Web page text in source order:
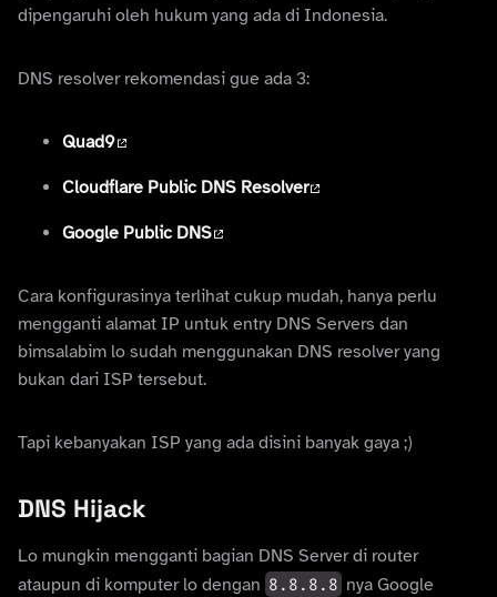
dipengaruhi oleh hukum yang ada di Indonesia.
DNS resolver rekomendasi gue ada 3:
Quad9
Cloudflare Public DNS Resolver
Google Public DNS
Cara konfigurasinya terlihat cukup mudah, hanya perlu
mengganti alamat IP untuk entry DNS Servers dan
bimsalabim lo sudah menggunakan DNS resolver yang
bukan dari ISP tersebut.
Tapi kebanyakan ISP yang ada disini banyak gaya ;)
DNS Hijack
Lo mungkin mengganti bagian DNS Server di router
ataupun di komputer lo dengan 8.8.8.8 nya Google